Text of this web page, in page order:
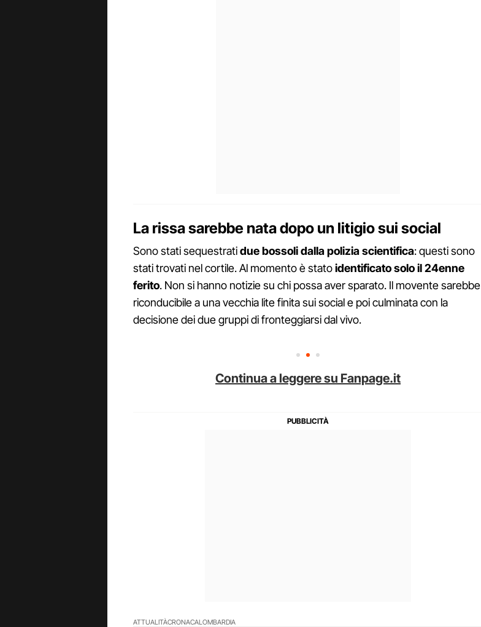
La rissa sarebbe nata dopo un litigio sui social
Sono stati sequestratidue bossoli dalla polizia scientifica: questi sono
stati trovati nel cortile. Al momento è statoidentificato solo il 24enne
ferito. Non si hanno notizie su chi possa aver sparato. Il movente sarebbe
riconducibile a una vecchia lite finita sui social e poi culminata con la
decisione dei due gruppi di fronteggiarsi dal vivo.
Continua a leggere su Fanpage.it
ATTUALITÀCRONACALOMBARDIA